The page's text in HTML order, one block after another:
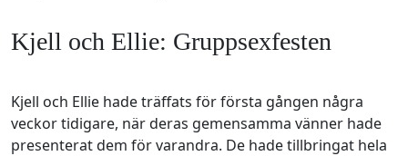
Kjell och Ellie: Gruppsexfesten
Kjell och Ellie hade träffats för första gången några
veckor tidigare, när deras gemensamma vänner hade
presenterat dem för varandra. De hade tillbringat hela